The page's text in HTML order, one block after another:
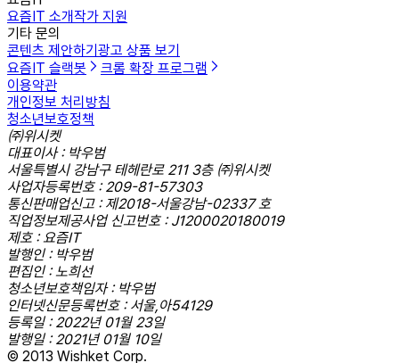
요즘IT 소개작가 지원
기타 문의
콘텐츠 제안하기 광고 상품 보기
요즘IT 슬랙봇
크롬 확장 프로그램
이용약관
개인정보 처리방침
청소년보호정책
㈜위시켓
대표이사 : 박우범
서울특별시 강남구 테헤란로 211 3층 ㈜위시켓
사업자등록번호 : 209-81-57303
통신판매업신고 : 제2018-서울강남-02337 호
직업정보제공사업 신고번호 : J1200020180019
제호 : 요즘IT
발행인 : 박우범
편집인 : 노희선
청소년보호책임자 : 박우범
인터넷신문등록번호 : 서울,아54129
등록일 : 2022년 01월 23일
발행일 : 2021년 01월 10일
© 2013 Wishket Corp.